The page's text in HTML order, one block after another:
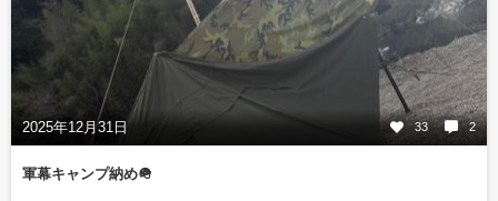
2025年12月31日 33 2
軍幕キャンプ納め🪖